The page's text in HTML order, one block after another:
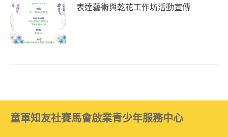
表達藝術與乾花工作坊活動宣傳
童軍知友社賽馬會啟業青少年服務中心